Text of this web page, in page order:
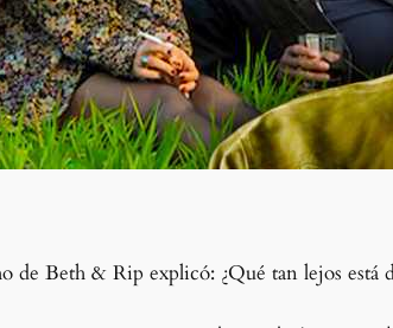
de Beth & Rip explicó: ¿Qué tan lejos está